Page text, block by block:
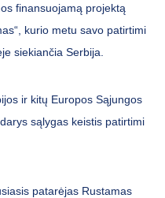
finansuojamą projektą
kurio metu savo patirtimi
siekiančia Serbija.
ir kitų Europos Sąjungos
sąlygas keistis patirtimi
patarėjas Rustamas